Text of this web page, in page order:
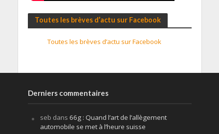
Toutes les brèves d’actu sur Facebook
Toutes les brèves d’actu sur Facebook
Derniers commentaires
seb dans 66g : Quand l’art de l’allègement
automobile se met à l’heure suisse